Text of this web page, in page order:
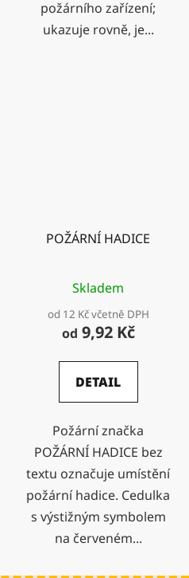
požárního zařízení;
ukazuje rovně, je...
POŽÁRNÍ HADICE
Skladem
od 12 Kč včetně DPH
od 9,92 Kč
DETAIL
Požární značka
POŽÁRNÍ HADICE bez
textu označuje umístění
požární hadice. Cedulka
s výstižným symbolem
na červeném...